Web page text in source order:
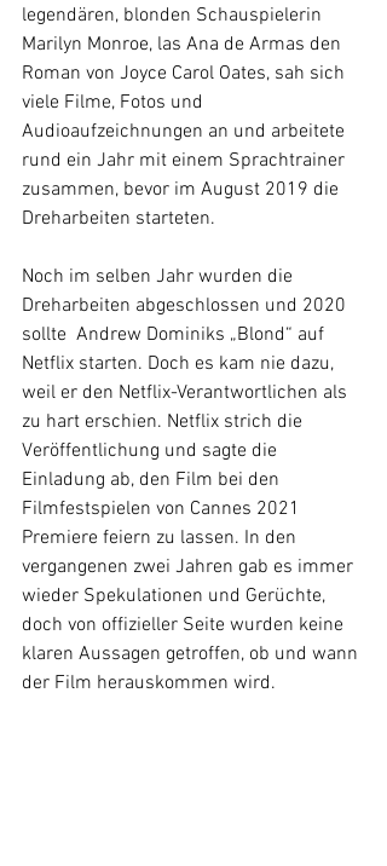
legendären, blonden Schauspielerin
Marilyn Monroe, las Ana de Armas den
Roman von Joyce Carol Oates, sah sich
viele Filme, Fotos und
Audioaufzeichnungen an und arbeitete
rund ein Jahr mit einem Sprachtrainer
zusammen, bevor im August 2019 die
Dreharbeiten starteten.
Noch im selben Jahr wurden die
Dreharbeiten abgeschlossen und 2020
sollte  Andrew Dominiks „Blond“ auf
Netflix starten. Doch es kam nie dazu,
weil er den Netflix-Verantwortlichen als
zu hart erschien. Netflix strich die
Veröffentlichung und sagte die
Einladung ab, den Film bei den
Filmfestspielen von Cannes 2021
Premiere feiern zu lassen. In den
vergangenen zwei Jahren gab es immer
wieder Spekulationen und Gerüchte,
doch von offizieller Seite wurden keine
klaren Aussagen getroffen, ob und wann
der Film herauskommen wird.